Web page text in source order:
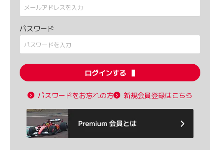
パスワード
ログインする
パスワードをお忘れの方 新規会員登録はこちら